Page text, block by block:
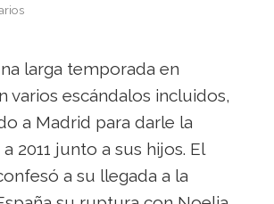
larga temporada en
varios escándalos incluidos,
a Madrid para darle la
2011 junto a sus hijos. El
a su llegada a la